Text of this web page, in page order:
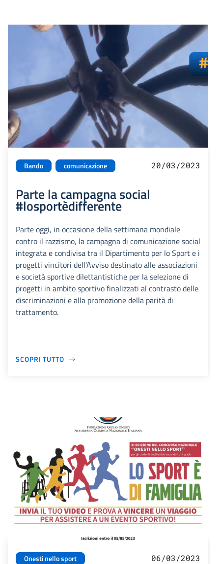
Bando comunicazione 20/03/2023
Parte la campagna social
#losportèdifferente
Parte oggi, in occasione della settimana mondiale
contro il razzismo, la campagna di comunicazione social
integrata e condivisa tra il Dipartimento per lo Sport e i
progetti vincitori dell’Avviso destinato alle associazioni
e società sportive dilettantistiche per la selezione di
progetti in ambito sportivo finalizzati al contrasto delle
discriminazioni e alla promozione della parità di
trattamento.
SCOPRI TUTTO
Onesti nello sport 06/03/2023